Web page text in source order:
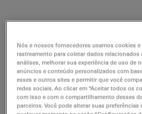
Ficha Técnica
Sede Internacional
Leica Microsystems GmbH
Ernst-Leitz-Strasse 17-37
Nós e nossos fornecedores usamos cookies
rastreamento para coletar dados relacionados
análises, melhorar sua experiência de uso de
anúncios e conteúdo personalizados com
esses e outros sites e permitir que você
redes sociais. Ao clicar em “Aceitar todos os
com isso e com o compartilhamento desses
parceiros. Você pode alterar suas